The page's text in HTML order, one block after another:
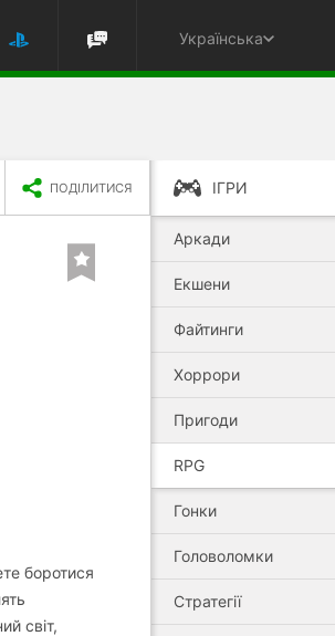
Українська
ПОДІЛИТИСЯ
боротися
світ,
ІГРИ
Аркади
Екшени
Файтинги
Хоррори
Пригоди
RPG
Гонки
Головоломки
Стратегії